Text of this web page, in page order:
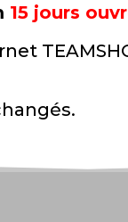
15 jours